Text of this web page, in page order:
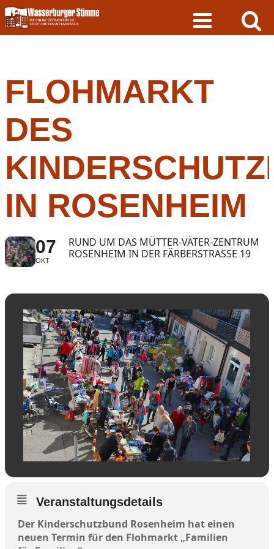
Skip
to
content
FLOHMARKT
DES
IN ROSENHEIM
07
OKT
RUND UM DAS MÜTTER-VÄTER-ZENTRUM
ROSENHEIM IN DER FÄRBERSTRASSE 19
Veranstaltungsdetails
Der Kinderschutzbund Rosenheim hat einen
neuen Termin für den Flohmarkt „Familien